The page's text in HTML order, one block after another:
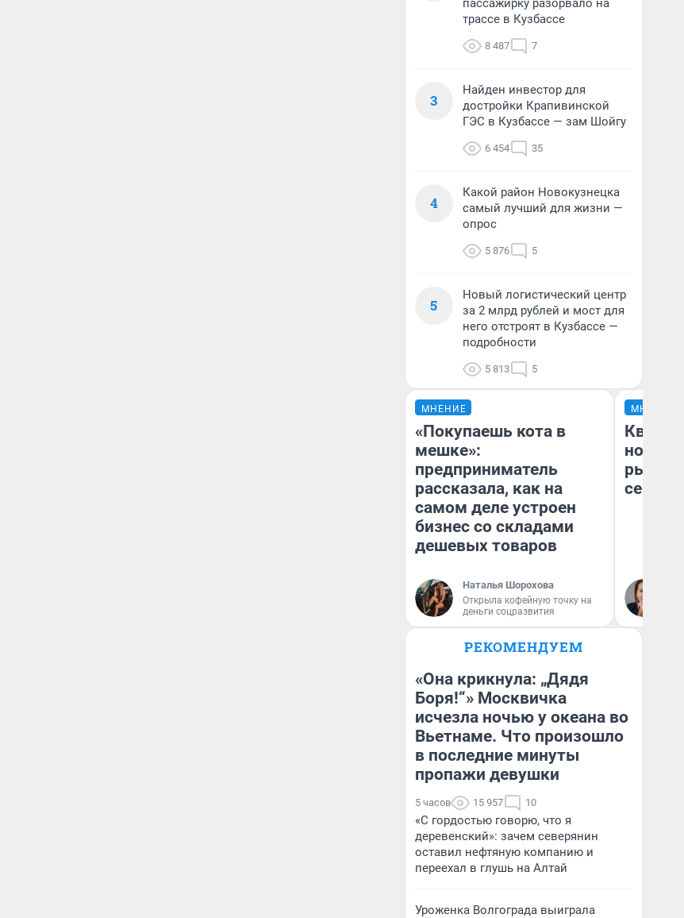
пассажирку разорвало на
трассе в Кузбассе
8 487 7
3
Найден инвестор для
достройки Крапивинской
ГЭС в Кузбассе — зам Шойгу
6 454 35
4
Какой район Новокузнецка
самый лучший для жизни —
опрос
5 876 5
5
Новый логистический центр
за 2 млрд рублей и мост для
него отстроят в Кузбассе —
подробности
5 813 5
МНЕНИЕ
«Покупаешь кота в
мешке»:
предприниматель
рассказала, как на
самом деле устроен
бизнес со складами
дешевых товаров
Наталья Шорохова
Открыла кофейную точку на
деньги соцразвития
МНЕНИЕ
но
рынок
РЕКОМЕНДУЕМ
«Она крикнула: „Дядя
Боря!“» Москвичка
исчезла ночью у океана во
Вьетнаме. Что произошло
в последние минуты
пропажи девушки
5 часов 15 957 10
«С гордостью говорю, что я
деревенский»: зачем северянин
оставил нефтяную компанию и
переехал в глушь на Алтай
Уроженка Волгограда выиграла